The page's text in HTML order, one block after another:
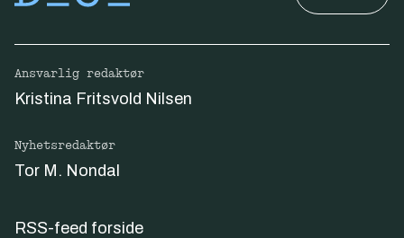
Ansvarlig redaktør
Kristina Fritsvold Nilsen
Nyhetsredaktør
Tor M. Nondal
RSS-feed forside